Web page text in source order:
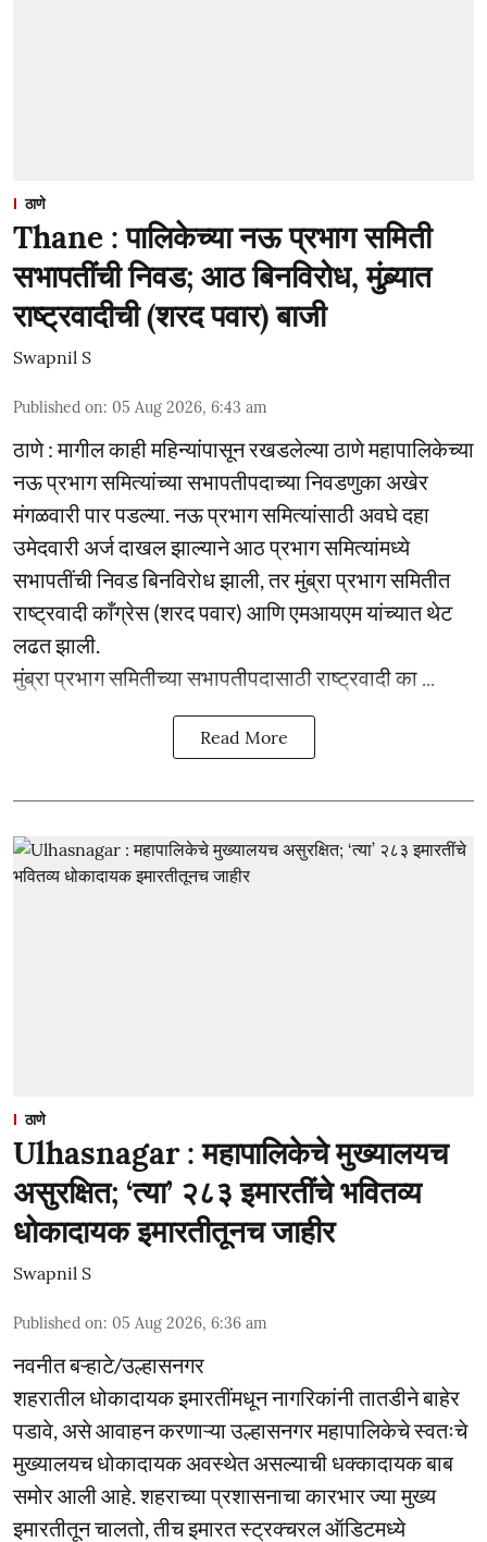
ठाणे
Thane : पालिकेच्या नऊ प्रभाग समिती
सभापतींची निवड; आठ बिनविरोध, मुंब्र्यात
राष्ट्रवादीची (शरद पवार) बाजी
Swapnil S
Published on: 05 Aug 2026, 6:43 am
ठाणे : मागील काही महिन्यांपासून रखडलेल्या ठाणे महापालिकेच्या
नऊ प्रभाग समित्यांच्या सभापतीपदाच्या निवडणुका अखेर
मंगळवारी पार पडल्या. नऊ प्रभाग समित्यांसाठी अवघे दहा
उमेदवारी अर्ज दाखल झाल्याने आठ प्रभाग समित्यांमध्ये
सभापतींची निवड बिनविरोध झाली, तर मुंब्रा प्रभाग समितीत
राष्ट्रवादी काँग्रेस (शरद पवार) आणि एमआयएम यांच्यात थेट
लढत झाली.
मुंब्रा प्रभाग समितीच्या सभापतीपदासाठी राष्ट्रवादी का ...
Read More
ठाणे
Ulhasnagar : महापालिकेचे मुख्यालयच
असुरक्षित; ‘त्या’ २८३ इमारतींचे भवितव्य
धोकादायक इमारतीतूनच जाहीर
Swapnil S
Published on: 05 Aug 2026, 6:36 am
नवनीत बऱ्हाटे/उल्हासनगर
शहरातील धोकादायक इमारतींमधून नागरिकांनी तातडीने बाहेर
पडावे, असे आवाहन करणाऱ्या उल्हासनगर महापालिकेचे स्वतःचे
मुख्यालयच धोकादायक अवस्थेत असल्याची धक्कादायक बाब
समोर आली आहे. शहराच्या प्रशासनाचा कारभार ज्या मुख्य
इमारतीतून चालतो, तीच इमारत स्ट्रक्चरल ऑडिटमध्ये